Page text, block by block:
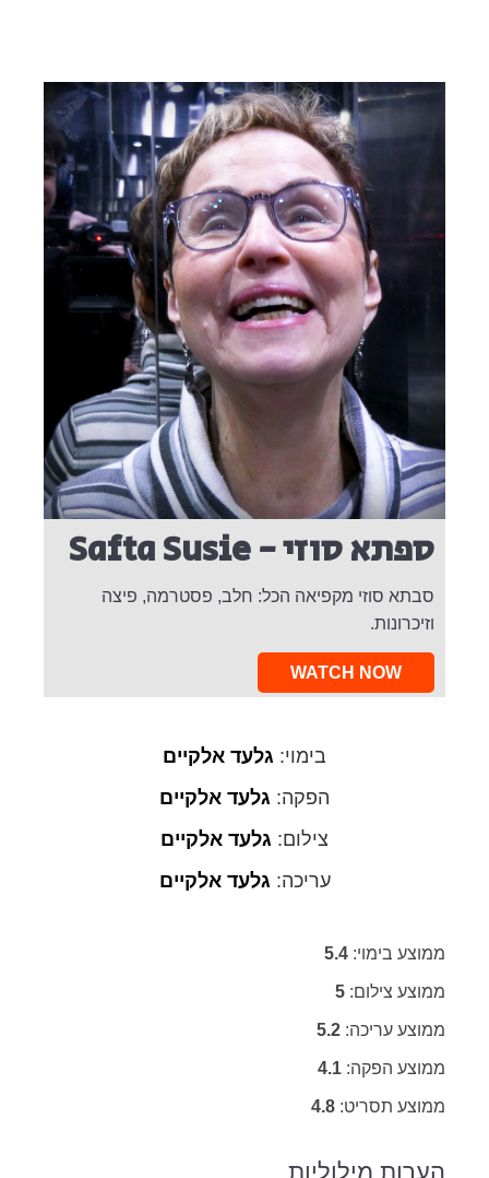
ספתא סוזי - Safta Susie
סבתא סוזי מקפיאה הכל: חלב, פסטרמה, פיצה
וזיכרונות.
WATCH NOW
בימוי: גלעד אלקיים
הפקה: גלעד אלקיים
צילום: גלעד אלקיים
עריכה: גלעד אלקיים
ממוצע בימוי: 5.4
ממוצע צילום: 5
ממוצע עריכה: 5.2
ממוצע הפקה: 4.1
ממוצע תסריט: 4.8
הערות מילוליות